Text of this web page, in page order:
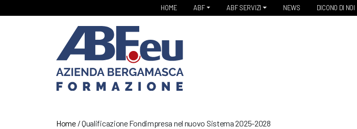
HOME ABF ABF SERVIZI NEWS DICONO DI NOI
Home/Qualificazione Fondimpresa nel nuovo Sistema 2025-2028